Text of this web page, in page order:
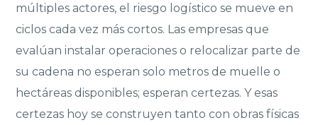
múltiples actores, el riesgo logístico se mueve en
ciclos cada vez más cortos. Las empresas que
evalúan instalar operaciones o relocalizar parte de
su cadena no esperan solo metros de muelle o
hectáreas disponibles; esperan certezas. Y esas
certezas hoy se construyen tanto con obras físicas